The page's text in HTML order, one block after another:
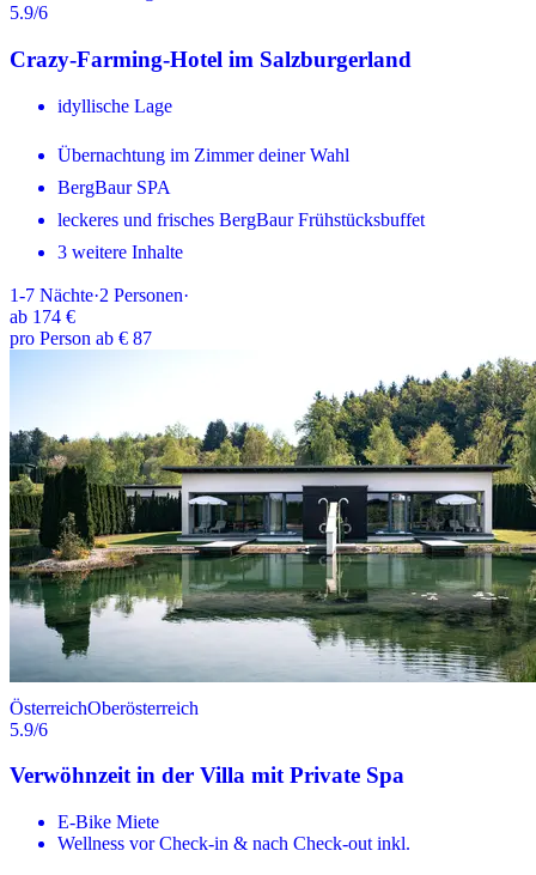
5.9/6
Crazy-Farming-Hotel im Salzburgerland
idyllische Lage
Übernachtung im Zimmer deiner Wahl
BergBaur SPA
leckeres und frisches BergBaur Frühstücksbuffet
3 weitere Inhalte
1-7 Nächte·2 Personen·
ab 174 €
pro Person ab € 87
ÖsterreichOberösterreich
5.9/6
Verwöhnzeit in der Villa mit Private Spa
E-Bike Miete
Wellness vor Check-in & nach Check-out inkl.